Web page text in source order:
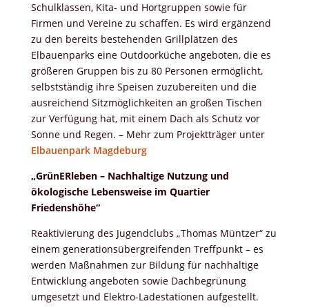
Schulklassen, Kita- und Hortgruppen sowie für
Firmen und Vereine zu schaffen. Es wird ergänzend
zu den bereits bestehenden Grillplätzen des
Elbauenparks eine Outdoorküche angeboten, die es
größeren Gruppen bis zu 80 Personen ermöglicht,
selbstständig ihre Speisen zuzubereiten und die
ausreichend Sitzmöglichkeiten an großen Tischen
zur Verfügung hat, mit einem Dach als Schutz vor
Sonne und Regen. – Mehr zum Projektträger unter
Elbauenpark Magdeburg
„GrünERleben – Nachhaltige Nutzung und
ökologische Lebensweise im Quartier
Friedenshöhe“
Reaktivierung des Jugendclubs „Thomas Müntzer“ zu
einem generationsübergreifenden Treffpunkt – es
werden Maßnahmen zur Bildung für nachhaltige
Entwicklung angeboten sowie Dachbegrünung
umgesetzt und Elektro-Ladestationen aufgestellt.